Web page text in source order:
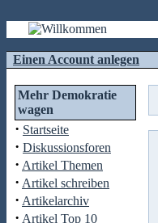
Einen Account anlegen
Mehr Demokratie
wagen
· Startseite
· Diskussionsforen
· Artikel Themen
· Artikel schreiben
· Artikelarchiv
· Artikel Top 10